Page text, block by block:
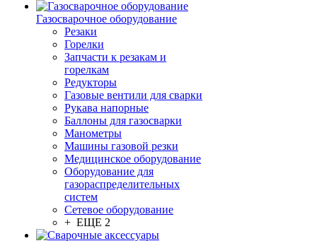
Газосварочное оборудование
Резаки
Горелки
Запчасти к резакам и
горелкам
Редукторы
Газовые вентили для сварки
Рукава напорные
Баллоны для газосварки
Манометры
Машины газовой резки
Медицинское оборудование
Оборудование для
газораспределительных
систем
Сетевое оборудование
+ ЕЩЕ 2